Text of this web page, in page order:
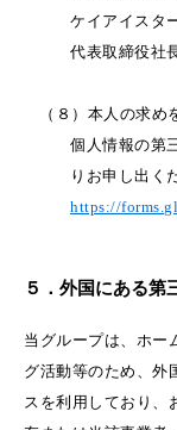
ケイアイスタ
代表取締役
（８）本人の求
個人情報の第
りお申し出く
https://
５．外国にある第
当グループは、ホー
グ活動等のため、外
スを利用しており、